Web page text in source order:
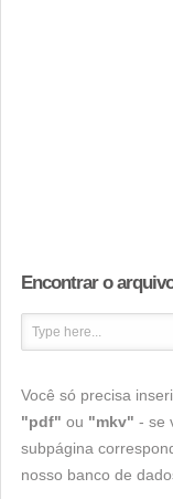
Encontrar o
Você só precisa
"pdf" ou "mkv" - se
subpágina
nosso banco de